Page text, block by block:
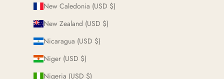
New Caledonia (USD $)
New Zealand (USD $)
Nicaragua (USD $)
Niger (USD $)
Nigeria (USD $)